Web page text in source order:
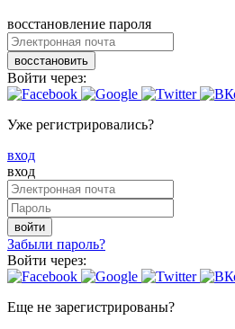
восстановление пароля
восстановить
Войти через:
Уже регистрировались?
вход
вход
войти
Забыли пароль?
Войти через:
Еще не зарегистрированы?